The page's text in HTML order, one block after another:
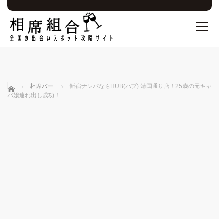
ホーム 相席バー
新宿ナンパならHUB(ハブ) 靖国通り店！25歳の元キャ
バ嬢連れ出し成功！